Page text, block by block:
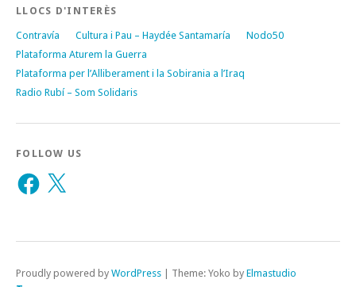
LLOCS D'INTERÈS
Contravía Cultura i Pau – Haydée Santamaría
Nodo50
Plataforma Aturem la Guerra
Plataforma per l’Alliberament i la Sobirania a l’Iraq
Radio Rubí – Som Solidaris
FOLLOW US
Facebook
X
Proudly powered by WordPress Theme: Yoko by Elmastudio